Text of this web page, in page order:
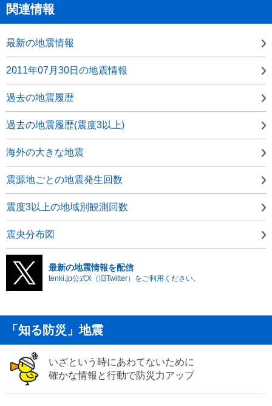
関連情報
最新の地震情報
2011年07月30日の地震情報
過去の地震履歴
過去の地震履歴(震度3以上)
海外の大きな地震
震源地ごとの地震発生回数
震度3以上の地域別観測回数
震央分布図
最新の地震情報を配信
tenki.jp公式X（旧Twitter）をご利用ください。
「知る防災」地震
いざという時にあわてないために
確かな情報と行動で防災力アップ